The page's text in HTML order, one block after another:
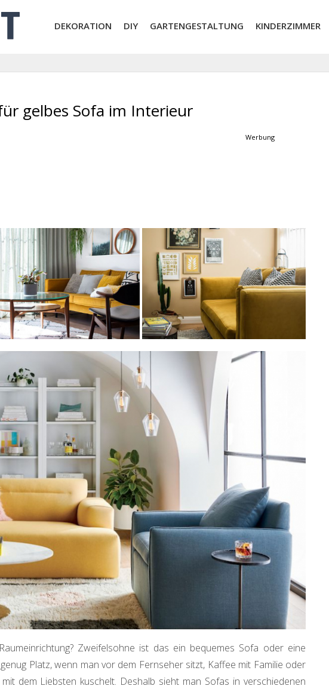
DEKORATION DIY GARTENGESTALTUNG KINDERZIMMER
gelbes Sofa im Interieur
Werbung
Zweifelsohne ist das ein bequemes Sofa oder eine
Platz, wenn man vor dem Fernseher sitzt, Kaffee mit Familie oder
dem Liebsten kuschelt. Deshalb sieht man Sofas in verschiedenen